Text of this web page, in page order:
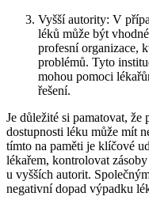
Vyšší autority: V
léků může být
profesní organizace,
problémů. Tyto
mohou pomoci
řešení.
Je důležité si pamatovat, že
dostupnosti léku může mít
tímto na paměti je klíčové
lékařem, kontrolovat
u vyšších autorit.
negativní dopad výpadku